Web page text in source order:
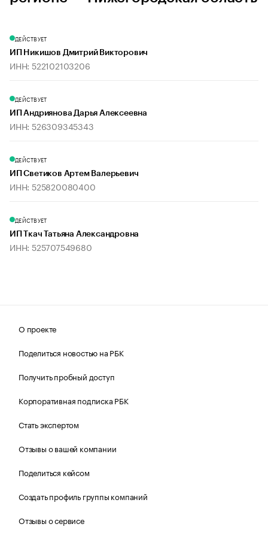
ДЕЙСТВУЕТ
ИП Никишов Дмитрий Викторович
ИНН: 522102103206
ДЕЙСТВУЕТ
ИП Андриянова Дарья Алексеевна
ИНН: 526309345343
ДЕЙСТВУЕТ
ИП Светиков Артем Валерьевич
ИНН: 525820080400
ДЕЙСТВУЕТ
ИП Ткач Татьяна Александровна
ИНН: 525707549680
О проекте
Поделиться новостью на РБК
Получить пробный доступ
Корпоративная подписка РБК
Стать экспертом
Отзывы о вашей компании
Поделиться кейсом
Создать профиль группы компаний
Отзывы о сервисе